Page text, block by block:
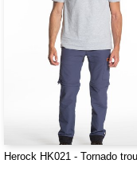
Herock HK021 - Tornado